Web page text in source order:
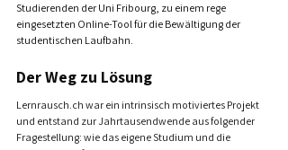
Studierenden der Uni Fribourg, zu einem rege
eingesetzten Online-Tool für die Bewältigung der
studentischen Laufbahn.
Der Weg zu Lösung
Lernrausch.ch war ein intrinsisch motiviertes Projekt
und entstand zur Jahrtausendwende aus folgender
Fragestellung: wie das eigene Studium und die